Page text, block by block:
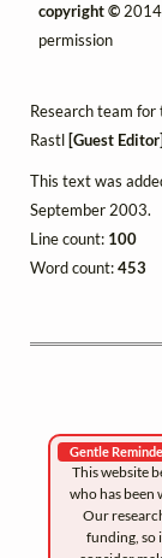
copyright ©
permission
Research team for
Rastl[Guest
This text was
September 2003.
Line count: 100
Word count:453
Gentle
This website
who has been
Our
funding, so